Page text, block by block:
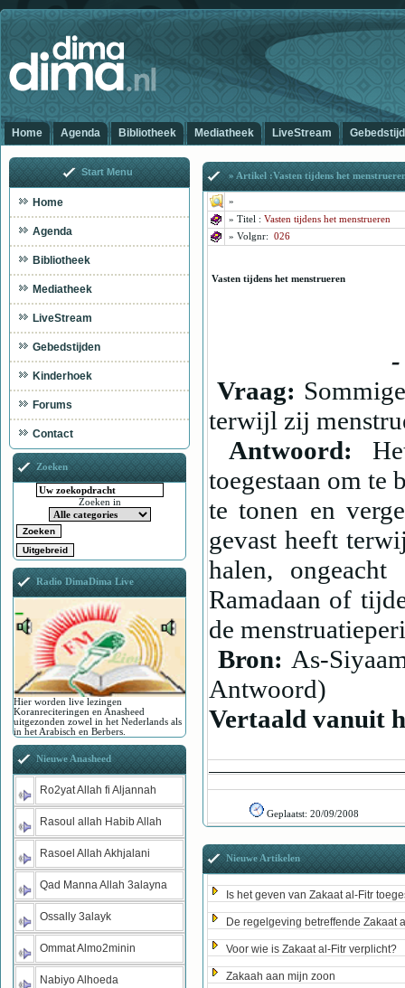
Home Agenda Bibliotheek Mediatheek LiveStream
» Artikel :Vasten tijdens het
»
» Titel : Vasten tijdens het menstrueren
» Volgnr: 026
Vasten tijdens het menstrueren
-
Vraag:
terwijl zij
Antwoord:
toegestaan om te
te tonen en
gevast heeft
halen,
Ramadaan of
de
Bron: As-
Antwoord)
Vertaald vanuit
Geplaatst: 20/09/2008
Nieuwe Artikelen
Is het geven van Zakaat al-Fitr
De regelgeving betreffende Zakaat
Voor wie is Zakaat al-Fitr verplicht?
Zakaah aan mijn zoon
Start Menu
Home
Agenda
Bibliotheek
Mediatheek
LiveStream
Gebedstijden
Kinderhoek
Forums
Contact
Zoeken
Zoeken in
Radio DimaDima Live
Hier worden live lezingen
Koranreciteringen en Anasheed
uitgezonden zowel in het Nederlands als
in het Arabisch en Berbers.
Nieuwe Anasheed
Ro2yat Allah fi Aljannah
Rasoul allah Habib Allah
Rasoel Allah Akhjalani
Qad Manna Allah 3alayna
Ossally 3alayk
Ommat Almo2minin
Nabiyo Alhoeda